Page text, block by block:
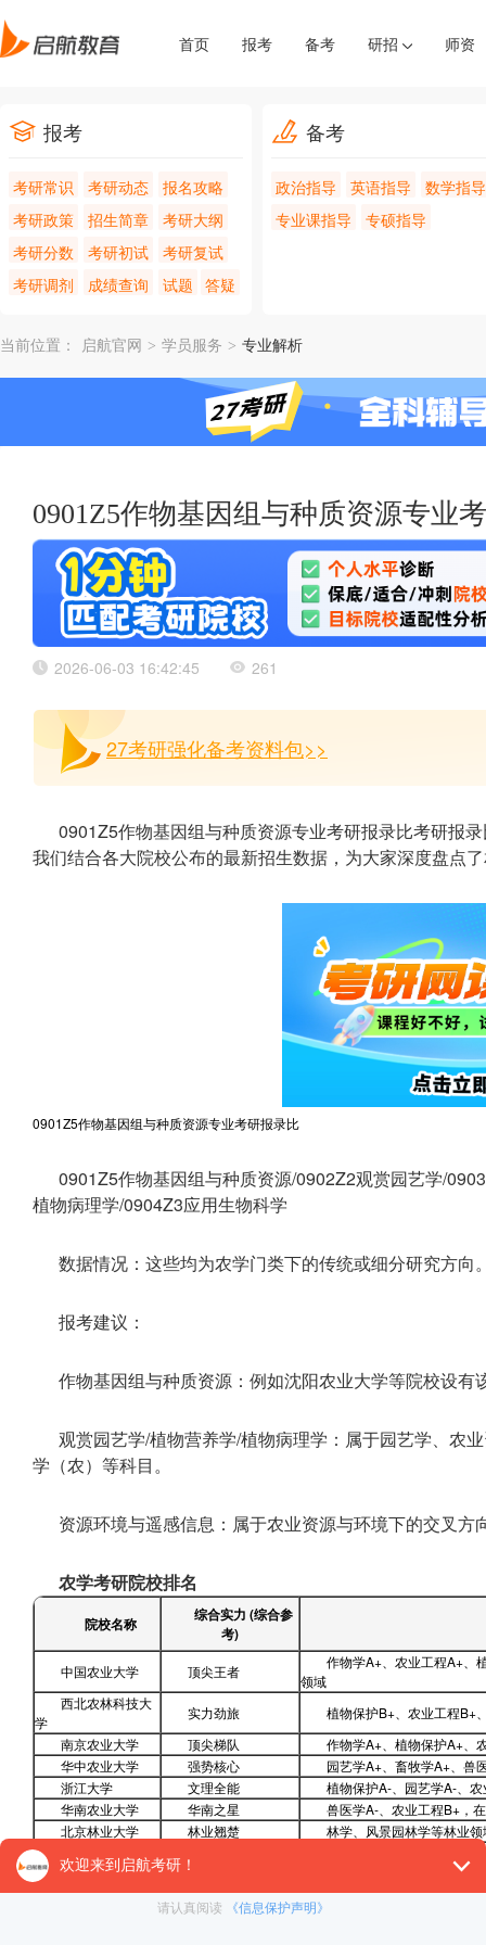
首页 报考 备考 研招 师资
报考
考研常识 考研动态
报名攻略
考研政策
招生简章
考研大纲
考研分数
考研初试
考研复试
考研调剂
成绩查询 试题 答疑
备考
政治指导 英语指导
数学指导
专业课指导
专硕指导
当前位置： 启航官网 > 学员服务 > 专业解析
0901Z5作物基因组与种质资源专业
2026-06-03 16:42:45 261
27考研强化备考资料包>>
0901Z5作物基因组与种质资源专业考研报录比考研报
我们结合各大院校公布的最新招生数据，为大家深度盘点
0901Z5作物基因组与种质资源专业考研报录比
0901Z5作物基因组与种质资源/0902Z2观赏园艺学/
植物病理学/0904Z3应用生物科学
数据情况：这些均为农学门类下的传统或细分研究方
报考建议：
作物基因组与种质资源：例如沈阳农业大学等院校设
观赏园艺学/植物营养学/植物病理学：属于园艺学、农
学（农）等科目。
资源环境与遥感信息：属于农业资源与环境下的交叉方
农学考研院校排名
院校名称
综合实力 (综合参
考)
中国农业大学 顶尖王者
作物学A+、农业工程A+、
领域
西北农林科技大
学
实力劲旅
植物保护B+、农业工程B+
南京农业大学
顶尖梯队
作物学A+、植物保护A+、
华中农业大学
强势核心
园艺学A+、畜牧学A+、兽
浙江大学
文理全能
植物保护A-、园艺学A-、
华南农业大学
华南之星
兽医学A-、农业工程B+，
北京林业大学
林业翘楚
林学、风景园林学等林业
作物学B+、畜牧学B+，区
山东农业大学
地方实力派
作物学B+，扎根齐鲁大地
扬州大学
地方实力派
作物学B+、兽医学B，拥
热带特色